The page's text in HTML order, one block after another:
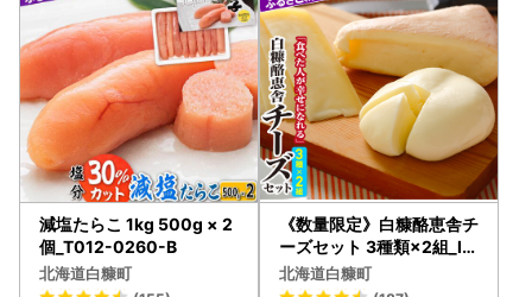
減塩たらこ 1kg 500g × 2
個_T012-0260-B
北海道白糠町
《数量限定》白糠酪恵舎チ
ーズセット 3種類×2組_I0
10-0154
北海道白糠町